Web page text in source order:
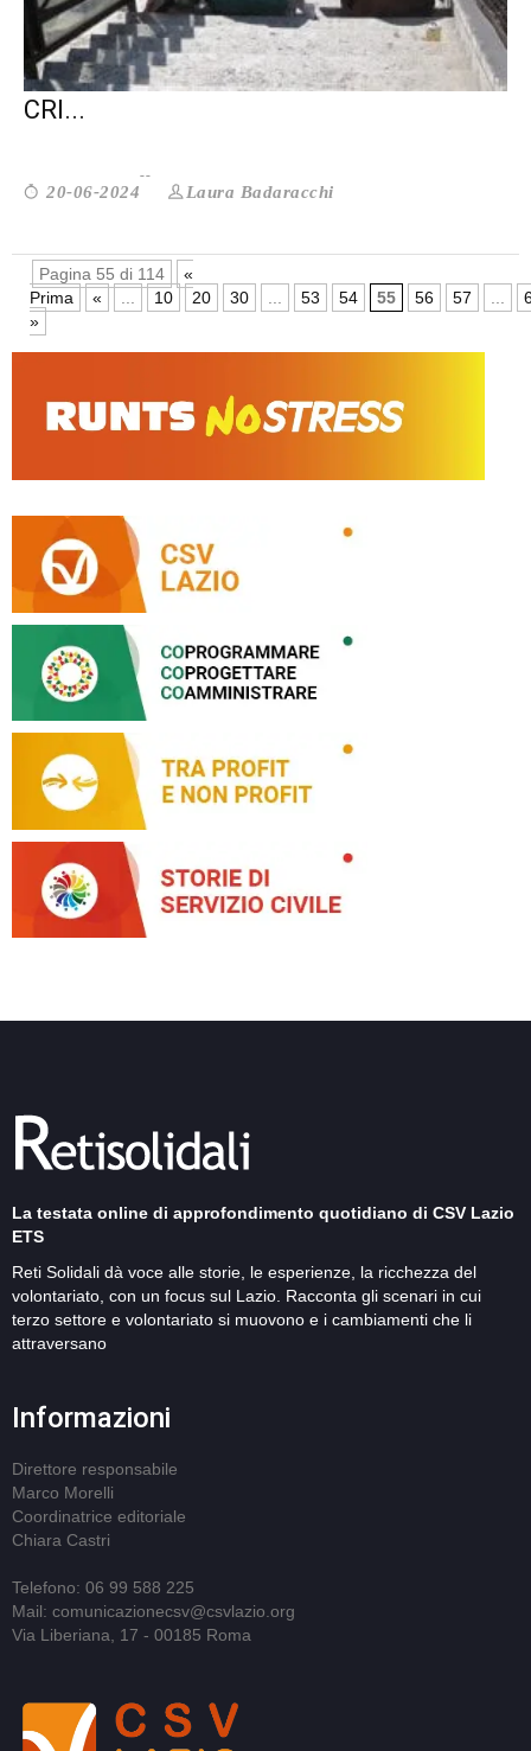
OSSERVATORIO SULLE MIGRAZIONI: LE
CRI...
20-06-2024 Laura Badaracchi
Pagina 55 di 114
«
Prima
« 10 20 30 53 54 55 56 57
»
La testata online di approfondimento quotidiano di CSV Lazio
ETS
Reti Solidali dà voce alle storie, le esperienze, la ricchezza del
volontariato, con un focus sul Lazio. Racconta gli scenari in cui
terzo settore e volontariato si muovono e i cambiamenti che li
attraversano
Informazioni
Direttore responsabile
Marco Morelli
Coordinatrice editoriale
Chiara Castri
Telefono: 06 99 588 225
Mail: comunicazionecsv@csvlazio.org
Via Liberiana, 17 - 00185 Roma